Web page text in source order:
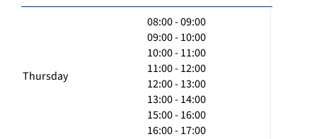
Thursday
08:00 - 09:00
09:00 - 10:00
10:00 - 11:00
11:00 - 12:00
12:00 - 13:00
13:00 - 14:00
15:00 - 16:00
16:00 - 17:00